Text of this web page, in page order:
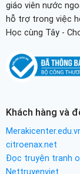
giáo viên nước
hỗ trợ trong việc
Học cùng Tây -
Khách hàng và
citroenax.net
Đọc truyện tranh
Nettruyenviet